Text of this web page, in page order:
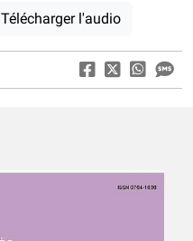
Télécharger l'audio